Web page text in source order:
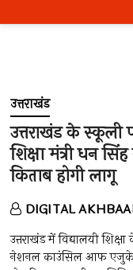
उत्तराखंड
उत्तराखंड के स्कूली
शिक्षा मंत्री धन
किताब होगी लागू
DIGITAL
उत्तराखंड में विद्यालयी
नेशनल काउंसिल आफ